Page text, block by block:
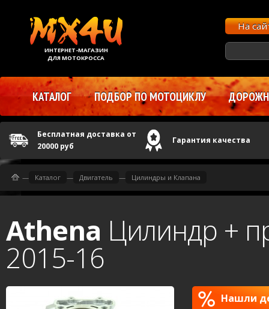
Athena Цилиндр +
2015-16
Нашли
— Каталог — Двигатель — Цилиндры и Клапана
ИНТЕРНЕТ-МАГАЗИН
ДЛЯ МОТОКРОССА
На
КАТАЛОГ ПОДБОР ПО МОТОЦИКЛУ
Бесплатная доставка от
20000 руб
Гарантия качества